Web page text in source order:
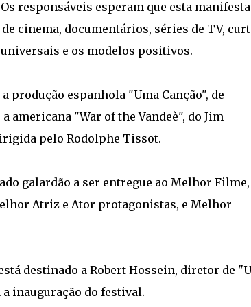
responsáveis esperam que esta
cinema, documentários, séries de TV,
e os modelos positivos.
espanhola "Uma Canção", de
americana "War of the Vandeè", do Jim
pelo Rodolphe Tissot.
galardão a ser entregue ao Melhor Filme,
Atriz e Ator protagonistas, e Melhor
destinado a Robert Hossein, diretor de
inauguração do festival.